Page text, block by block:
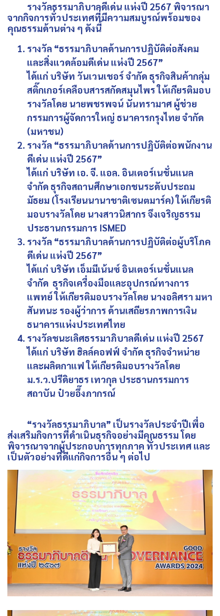
รางวัลธรรมาภิบาลดีเด่น แห่งปี 2567 พิจารณา
จากกิจการทั่วประเทศที่มีความสมบูรณ์พร้อมของ
คุณธรรมด้านต่าง ๆ ดังนี้
รางวัล “ธรรมาภิบาลด้านการปฏิบัติต่อสังคม
และสิ่งแวดล้อมดีเด่น แห่งปี 2567”
ได้แก่ บริษัท วันเวนเชอร์ จำกัด ธุรกิจสินค้ากลุ่ม
สติ๊กเกอร์เคลือบสารสกัดสมุนไพร ให้เกียรติมอบ
รางวัลโดย นายพชรพจน์ นันทรามาศ ผู้ช่วย
กรรมการผู้จัดการใหญ่ ธนาคารกรุงไทย จำกัด
(มหาชน)
รางวัล “ธรรมาภิบาลด้านการปฏิบัติต่อพนักงาน
ดีเด่น แห่งปี 2567”
ได้แก่ บริษัท เอ. จี. แอล. อินเตอร์เนชั่นแนล
จำกัด ธุรกิจสถานศึกษาเอกชนระดับประถม
มัธยม (โรงเรียนนานาชาติเซนตมาร์ค) ให้เกียรติ
มอบรางวัลโดย นางสาวนิสากร จึงเจริญธรรม
ประธานกรรมการ ISMED
รางวัล “ธรรมาภิบาลด้านการปฏิบัติต่อผู้บริโภค
ดีเด่น แห่งปี 2567”
ได้แก่ บริษัท เอ็มมีเน้นซ์ อินเตอร์เนชั่นแนล
จำกัด ธุรกิจเครื่องมือและอุปกรณ์ทางการ
แพทย์ ให้เกียรติมอบรางวัลโดย นางอลิศรา มหา
สันทนะ รองผู้ว่าการ ด้านเสถียรภาพการเงิน
ธนาคารแห่งประเทศไทย
รางวัลชนะเลิศธรรมาภิบาลดีเด่น แห่งปี 2567
ได้แก่ บริษัท ฮิลล์คอฟฟ์ จำกัด ธุรกิจจำหน่าย
และผลิตกาแฟ ให้เกียรติมอบรางวัลโดย
ม.ร.ว.ปรีดิยาธร เทวกุล ประธานกรรมการ
สถาบัน ป๋วยอึ๊งภากรณ์
“รางวัลธรรมาภิบาล” เป็นรางวัลประจำปีเพื่อ
ส่งเสริมกิจการที่ดำเนินธุรกิจอย่างมีคุณธรรม โดย
พิจารณาจากผู้ประกอบการทุกภาค ทั่วประเทศ และ
เป็นตัวอย่างที่ดีแก่กิจการอื่น ๆ ต่อไป